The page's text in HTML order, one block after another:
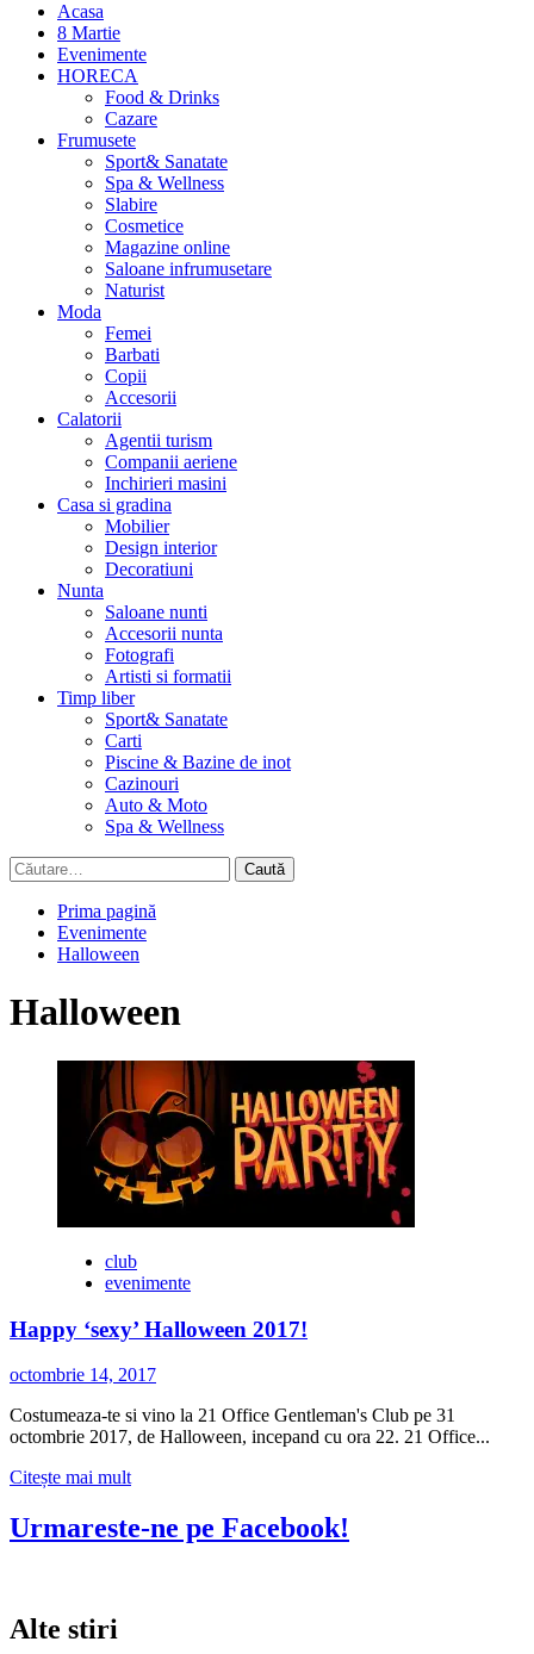
Acasa
8 Martie
Evenimente
HORECA
Food & Drinks
Cazare
Frumusete
Sport& Sanatate
Spa & Wellness
Slabire
Cosmetice
Magazine online
Saloane infrumusetare
Naturist
Moda
Femei
Barbati
Copii
Accesorii
Calatorii
Agentii turism
Companii aeriene
Inchirieri masini
Casa si gradina
Mobilier
Design interior
Decoratiuni
Nunta
Saloane nunti
Accesorii nunta
Fotografi
Artisti si formatii
Timp liber
Sport& Sanatate
Carti
Piscine & Bazine de inot
Cazinouri
Auto & Moto
Spa & Wellness
Caută
după:
Prima pagină
Evenimente
Halloween
Halloween
club
evenimente
Happy ‘sexy’ Halloween 2017!
octombrie 14, 2017
Costumeaza-te si vino la 21 Office Gentleman's Club pe 31
octombrie 2017, de Halloween, incepand cu ora 22. 21 Office...
Citește mai multCitește
despre
Urmareste-ne pe Facebook!
Alte stiri